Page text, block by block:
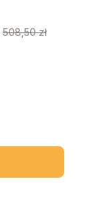
508,50 zł